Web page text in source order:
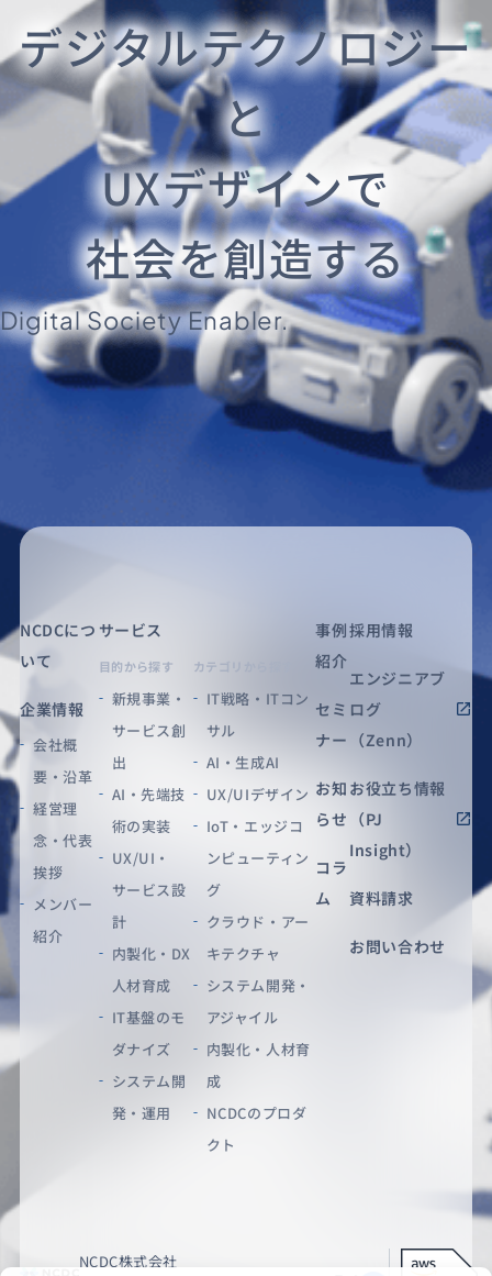
デジタルテクノロジー
と
UXデザインで
社会を創造する
Digital Society Enabler.
NCDCにつ
いて
企業情報
会社概
要・沿革
経営理
念・代表
挨拶
メンバー
紹介
サービス
目的から探す
新規事業・
サービス創
出
AI・先端技
術の実装
UX/UI・
サービス設
計
内製化・DX
人材育成
IT基盤のモ
ダナイズ
システム開
発・運用
カテゴリから探す
IT戦略・ITコン
サル
AI・生成AI
UX/UIデザイン
IoT・エッジコ
ンピューティン
グ
クラウド・アー
キテクチャ
システム開発・
アジャイル
内製化・人材育
成
NCDCのプロダ
クト
事例
紹介
セミ
ナー
お知
らせ
コラ
ム
採用情報
エンジニアブ
ログ
（Zenn）
お役立ち情報
（PJ
Insight）
資料請求
お問い合わせ
NCDC株式会社